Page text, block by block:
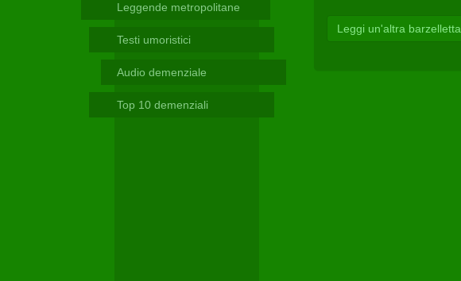
Leggende metropolitane
Testi umoristici
Audio demenziale
Top 10 demenziali
Leggi un'altra barzelletta